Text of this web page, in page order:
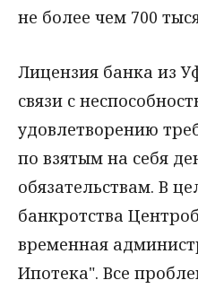
не более чем 700
Лицензия банка из
связи с
удовлетворению
по взятым на себя
обязательствам. В
банкротства
временная
Ипотека". Все